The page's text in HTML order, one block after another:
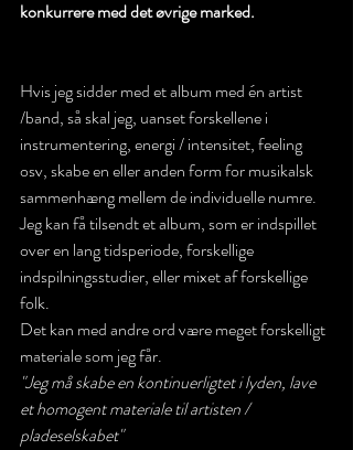
konkurrere med det øvrige marked.
Hvis jeg sidder med et album med én artist
/band, så skal jeg, uanset forskellene i
instrumentering, energi / intensitet, feeling
osv, skabe en eller anden form for musikalsk
sammenhæng mellem de individuelle numre.
Jeg kan få tilsendt et album, som er indspillet
over en lang tidsperiode, forskellige
indspilningsstudier, eller mixet af forskellige
folk.
Det kan med andre ord være meget forskelligt
materiale som jeg får.
"Jeg må skabe en kontinuerligtet i lyden, lave
et homogent materiale til artisten /
pladeselskabet"